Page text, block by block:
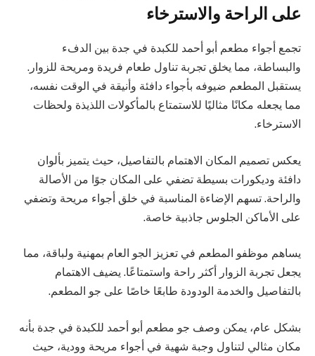
على الراحة والاسترخاء
تجمع أجواء مطعم أبو أحمد للكبدة في جدة بين الدفء
والبساطة، مما يخلق تجربة تناول طعام فريدة ومريحة للزوار.
يستقبل المطعم ضيوفه بأجواء دافئة وأنيقة في الوقت نفسه،
مما يجعله مكانًا مثاليًا للاستمتاع بالمأكولات اللذيذة ولحظات
الاسترخاء.
يعكس تصميم المكان الاهتمام بالتفاصيل، حيث يتميز بألوان
دافئة وديكورات بسيطة تضفي على المكان جوًا من الأصالة
والراحة. تسهم الإضاءة المناسبة في خلق أجواء مريحة وتضفي
على الأماكن الجلوس جاذبية خاصة.
يساهم موظفو المطعم في تعزيز الجو العام بمهنية ولباقة، مما
يجعل تجربة الزوار أكثر راحة واستمتاعًا. يضيف الاهتمام
بالتفاصيل والخدمة الودودة طابعًا خاصًا على جو المطعم.
بشكل عام، يمكن وصف جو مطعم أبو أحمد للكبدة في جدة بأنه
مكان مثالي لتناول وجبة شهية في أجواء مريحة وودية، حيث